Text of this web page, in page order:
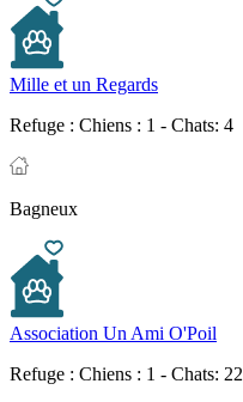
Mille et un Regards
Refuge : Chiens : 1 - Chats: 4
Bagneux
Association Un Ami O'Poil
Refuge : Chiens : 1 - Chats: 22